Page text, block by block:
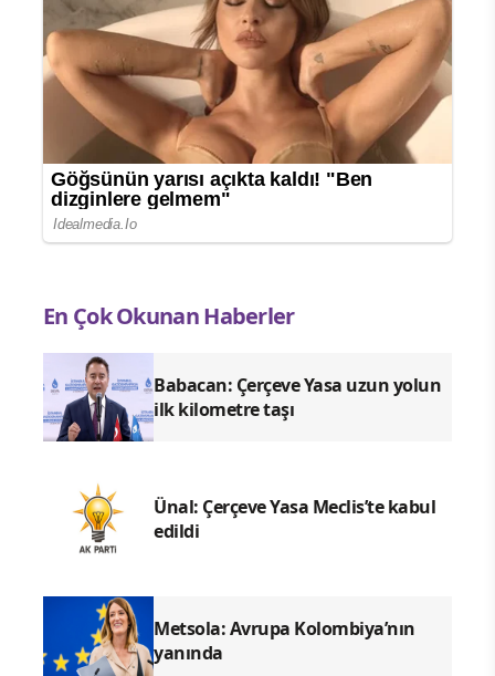
En Çok Okunan Haberler
Babacan: Çerçeve Yasa uzun yolun
ilk kilometre taşı
Ünal: Çerçeve Yasa Meclis’te kabul
edildi
Metsola: Avrupa Kolombiya’nın
yanında